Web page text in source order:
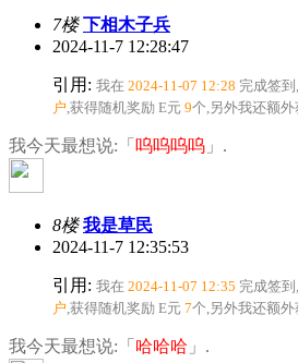
7楼 下相木子兵
2024-11-7 12:28:47
引用: 我在 2024-11-07 12:28 完成签到
户 ,获得随机奖励 E元 9个 ,另外我还额
我今天最想说:「 呜呜呜呜 」.
8楼 我是草民
2024-11-7 12:35:53
引用: 我在 2024-11-07 12:35 完成签到
户 ,获得随机奖励 E元 7个 ,另外我还额
我今天最想说:「 哈哈哈 」.